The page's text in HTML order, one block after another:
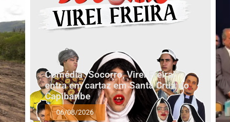
Comédia “Socorro, Virei Freira!”
entra em cartaz em Santa Cruz do
Capibaribe
06/08/2026